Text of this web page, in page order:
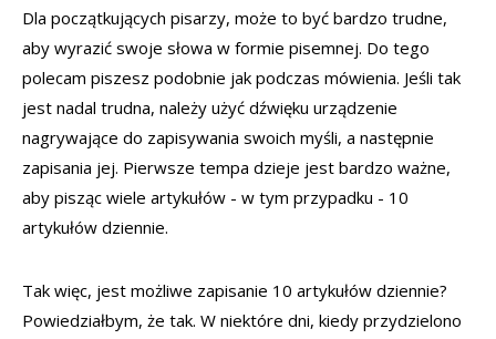
Dla początkujących pisarzy, może to być bardzo trudne,
aby wyrazić swoje słowa w formie pisemnej. Do tego
polecam piszesz podobnie jak podczas mówienia. Jeśli tak
jest nadal trudna, należy użyć dźwięku urządzenie
nagrywające do zapisywania swoich myśli, a następnie
zapisania jej. Pierwsze tempa dzieje jest bardzo ważne,
aby pisząc wiele artykułów - w tym przypadku - 10
artykułów dziennie.
Tak więc, jest możliwe zapisanie 10 artykułów dziennie?
Powiedziałbym, że tak. W niektóre dni, kiedy przydzielono